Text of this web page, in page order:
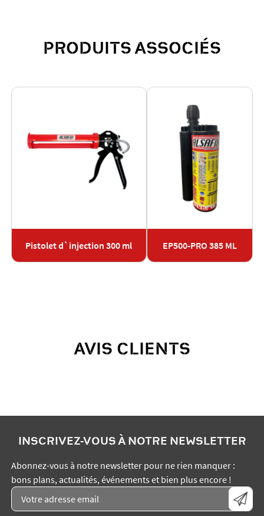
PRODUITS ASSOCIÉS
Pistolet d`injection 300 ml EP500-PRO 385 ML
AVIS CLIENTS
INSCRIVEZ-VOUS À NOTRE NEWSLETTER
Abonnez-vous à notre newsletter pour ne rien manquer :
bons plans, actualités, événements et bien plus encore !